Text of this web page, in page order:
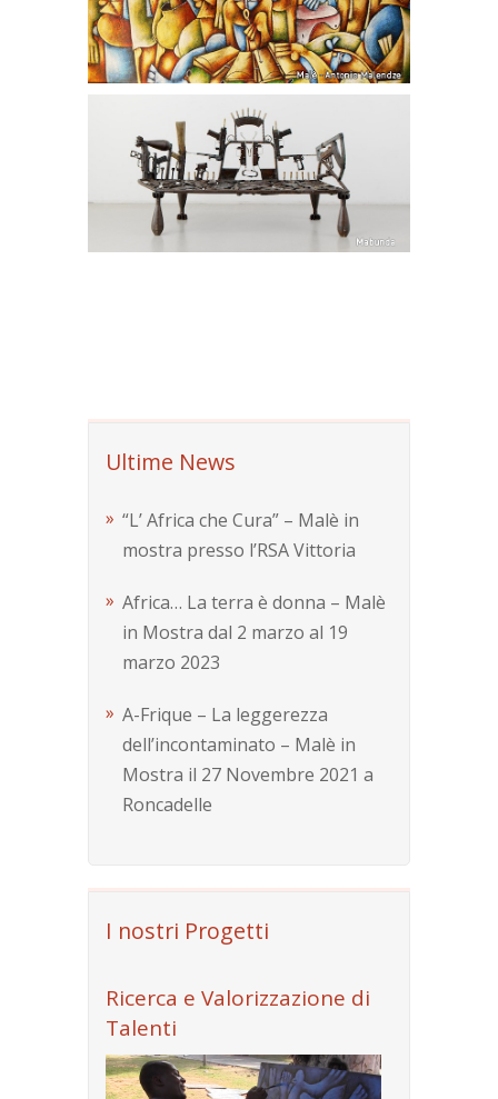
Ultime News
“L’ Africa che Cura” – Malè in
mostra presso l’RSA Vittoria
Africa… La terra è donna – Malè
in Mostra dal 2 marzo al 19
marzo 2023
A-Frique – La leggerezza
dell’incontaminato – Malè in
Mostra il 27 Novembre 2021 a
Roncadelle
I nostri Progetti
Ricerca e Valorizzazione di
Talenti